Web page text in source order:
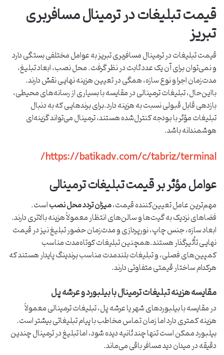
قیمت تبلیغات در ترمینال مسافربری
تبریز
قیمت تبلیغات در ترمینال مسافربری تبریز به عوامل مختلفی بستگی دارد
و نمی‌توان برای آن یک عدد ثابت در نظر گرفت. محل نصب، ابعاد تبلیغ،
مدت‌زمان اجرا و نوع سازه، همگی در تعیین هزینه نهایی نقش دارند.
بااین‌حال، تبلیغات ترمینالی در مقایسه با بسیاری از رسانه‌های محیطی،
بازدهی قابل قبولی نسبت به هزینه دارد.برای برندهایی که به دنبال
تبلیغات مؤثر با بودجه کنترل‌شده هستند، ترمینال می‌تواند گزینه‌ای
هوشمندانه باشد.
https://batikadv.com/c/tabriz/terminal/
عوامل مؤثر بر قیمت تبلیغات ترمینالی
مهم‌ترین عامل تعیین‌کننده قیمت،میزان تردد محل نصباست.
فضاهای نزدیک به گیت‌ها و سالن‌های انتظار معمولاً هزینه بالاتری دارند.
ابعاد سازه، جنس چاپ، نورپردازی و مدت‌زمان حضور تبلیغ نیز در قیمت
نهایی تأثیرگذار هستند.همچنین تبلیغات کوتاه‌مدت مناسب
کمپین‌های فصلی، و تبلیغات بلندمدت مناسب برندینگ پایدار هستند که
هرکدام ساختار قیمتی متفاوتی دارند.
مقایسه هزینه تبلیغات ترمینال با بیلبورد و عرشه پل
در مقایسه با بیلبوردهای شهر یا عرشه پل، تبلیغات ترمینالی معمولاً
هزینه کمتری دارد اما زمان تماس مخاطب با پیام تبلیغاتی بیشتر است.
بیلبورد ممکن است تنها چند ثانیه دیده شود، اما تبلیغ در ترمینال چندین
دقیقه در میدان دید مسافر باقی می‌ماند.